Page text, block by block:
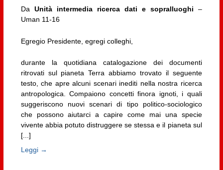
Da Unità intermedia ricerca dati e sopralluoghi –
Uman 11-16
Egregio Presidente, egregi colleghi,
durante la quotidiana catalogazione dei documenti
ritrovati sul pianeta Terra abbiamo trovato il seguente
testo, che apre alcuni scenari inediti nella nostra ricerca
antropologica. Compaiono concetti finora ignoti, i quali
suggeriscono nuovi scenari di tipo politico-sociologico
che possono aiutarci a capire come mai una specie
vivente abbia potuto distruggere se stessa e il pianeta sul
[...]
Leggi →